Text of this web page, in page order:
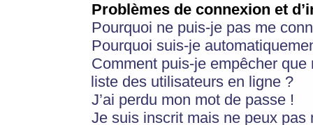
Problèmes de connexion et
Pourquoi ne puis-je pas me
Pourquoi suis-je
Comment puis-je empêcher
liste des utilisateurs en ligne ?
J’ai perdu mon mot de passe !
Je suis inscrit mais ne peux pas